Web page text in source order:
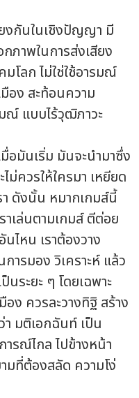
งกันในเชิงปัญญา มี
ภาพในการส่งเสียง
โลก ไม่ใช่ใช้อารมณ์
อง สะท้อนความ
ณ์ แบบไร้วุฒิภาวะ
อมันเริ่ม มันจะนำมาซึ่ง
ควรให้ใครมา เหยียด
ดังนั้น หมากเกมส์นี้
าเล่นตามเกมส์ ตีต่อย
ไหน เราต้องวาง
ารมอง วิเคราะห์ แล้ว
ระยะ ๆ โดยเฉพาะ
อง ควรละวางทิฐิ สร้าง
มติเอกฉันท์ เป็น
รณ์ไกล ไปข้างหน้า
มที่ต้องสลัด ความโง่